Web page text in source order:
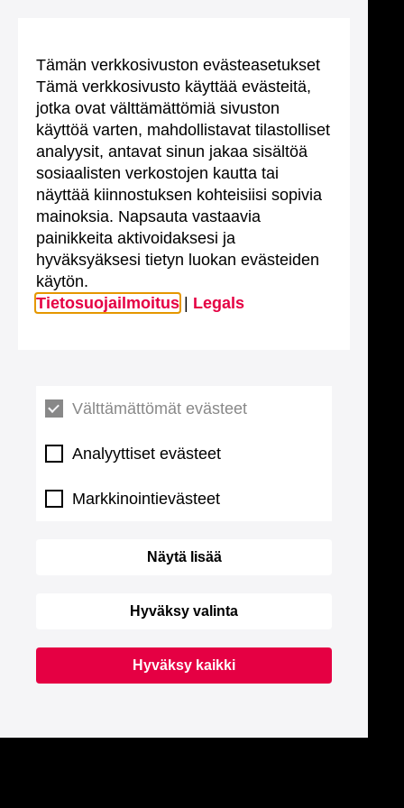
Tämän verkkosivuston evästeasetukset
Tämä verkkosivusto käyttää evästeitä,
jotka ovat välttämättömiä sivuston
käyttöä varten, mahdollistavat tilastolliset
analyysit, antavat sinun jakaa sisältöä
sosiaalisten verkostojen kautta tai
näyttää kiinnostuksen kohteisiisi sopivia
mainoksia. Napsauta vastaavia
painikkeita aktivoidaksesi ja
hyväksyäksesi tietyn luokan evästeiden
käytön.
Tietosuojailmoitus
Legals
Välttämättömät evästeet
Analyyttiset evästeet
Markkinointievästeet
Näytä lisää
Hyväksy valinta
Hyväksy kaikki